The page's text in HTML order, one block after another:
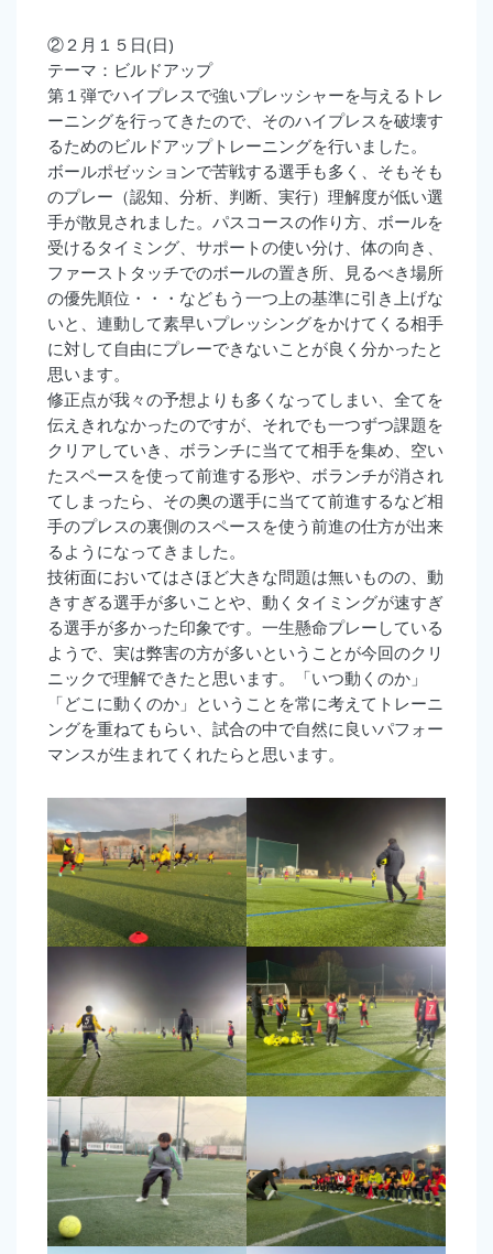
②２月１５日(日)
テーマ：ビルドアップ
第１弾でハイプレスで強いプレッシャーを与えるトレ
ーニングを行ってきたので、そのハイプレスを破壊す
るためのビルドアップトレーニングを行いました。
ボールポゼッションで苦戦する選手も多く、そもそも
のプレー（認知、分析、判断、実行）理解度が低い選
手が散見されました。パスコースの作り方、ボールを
受けるタイミング、サポートの使い分け、体の向き、
ファーストタッチでのボールの置き所、見るべき場所
の優先順位・・・などもう一つ上の基準に引き上げな
いと、連動して素早いプレッシングをかけてくる相手
に対して自由にプレーできないことが良く分かったと
思います。
修正点が我々の予想よりも多くなってしまい、全てを
伝えきれなかったのですが、それでも一つずつ課題を
クリアしていき、ボランチに当てて相手を集め、空い
たスペースを使って前進する形や、ボランチが消され
てしまったら、その奥の選手に当てて前進するなど相
手のプレスの裏側のスペースを使う前進の仕方が出来
るようになってきました。
技術面においてはさほど大きな問題は無いものの、動
きすぎる選手が多いことや、動くタイミングが速すぎ
る選手が多かった印象です。一生懸命プレーしている
ようで、実は弊害の方が多いということが今回のクリ
ニックで理解できたと思います。「いつ動くのか」
「どこに動くのか」ということを常に考えてトレーニ
ングを重ねてもらい、試合の中で自然に良いパフォー
マンスが生まれてくれたらと思います。